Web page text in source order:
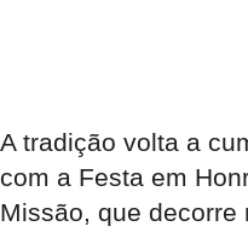
A tradição volta a
com a Festa em
Missão, que decorre